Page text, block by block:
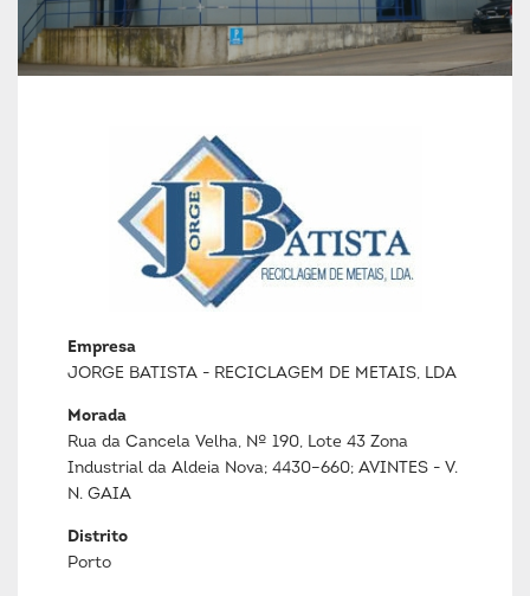
Empresa
JORGE BATISTA - RECICLAGEM DE METAIS, LDA
Morada
Rua da Cancela Velha, Nº 190, Lote 43 Zona
Industrial da Aldeia Nova; 4430–660; AVINTES - V.
N. GAIA
Distrito
Porto